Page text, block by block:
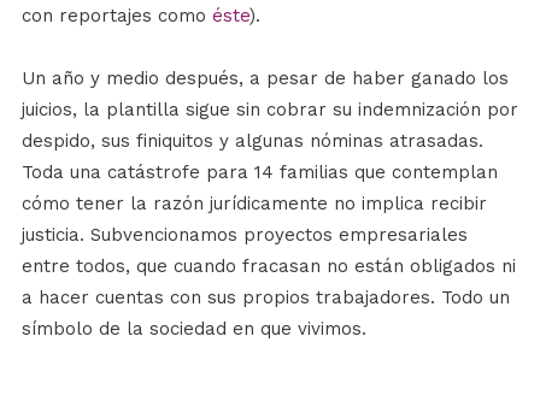
con reportajes como éste).
Un año y medio después, a pesar de haber ganado los
juicios, la plantilla sigue sin cobrar su indemnización por
despido, sus finiquitos y algunas nóminas atrasadas.
Toda una catástrofe para 14 familias que contemplan
cómo tener la razón jurídicamente no implica recibir
justicia. Subvencionamos proyectos empresariales
entre todos, que cuando fracasan no están obligados ni
a hacer cuentas con sus propios trabajadores. Todo un
símbolo de la sociedad en que vivimos.